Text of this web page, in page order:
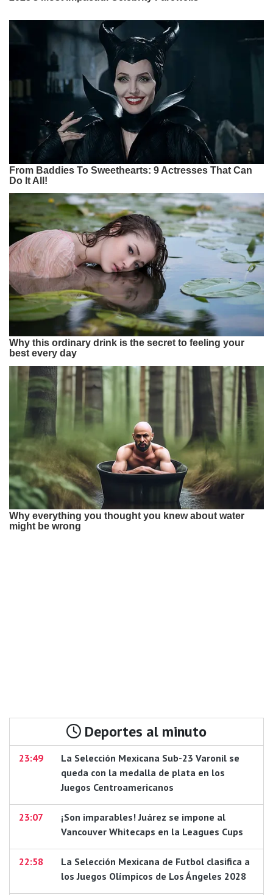
Deportes al minuto
23:49
La Selección Mexicana Sub-23 Varonil se
queda con la medalla de plata en los
Juegos Centroamericanos
23:07
¡Son imparables! Juárez se impone al
Vancouver Whitecaps en la Leagues Cups
22:58
La Selección Mexicana de Futbol clasifica a
los Juegos Olímpicos de Los Ángeles 2028